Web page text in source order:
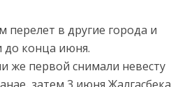
перелет в другие города и
до конца июня.
же первой снимали невесту